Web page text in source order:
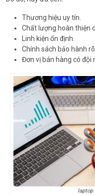
Thương hiệu uy tín.
Chất lượng hoàn thiện
Linh kiện ổn định.
Chính sách bảo hành
Đơn vị bán hàng có đội
laptop